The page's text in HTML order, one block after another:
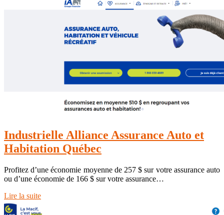
In­dustriel­le Alliance Assurance Auto et
Habitation Québec
Profitez d’une économie moyenne de 257 $ sur votre assurance auto
ou d’une économie de 166 $ sur votre assurance…
Lire la suite